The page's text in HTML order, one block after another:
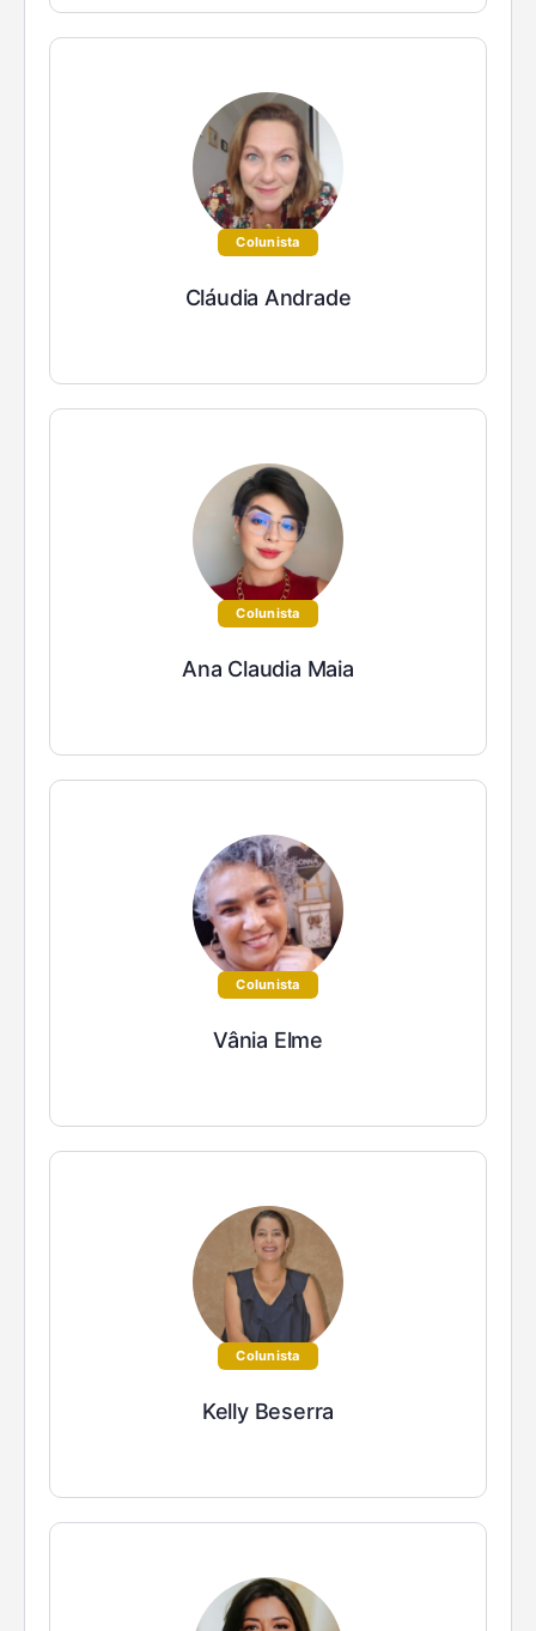
Colunista
Cláudia Andrade
Colunista
Ana Claudia Maia
Colunista
Vânia Elme
Colunista
Kelly Beserra